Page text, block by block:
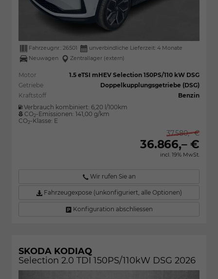
Fahrzeugnr.: 26501 unverbindliche Lieferzeit: 4 Monate
Neuwagen
Zentrallager (extern)
Motor
1.5 eTSI mHEV Selection 150PS/110 kW DSG
Getriebe
Doppelkupplungsgetriebe (DSG)
Kraftstoff
Benzin
Verbrauch kombiniert: 6,20 l/100km
CO2-Emissionen: 141,00 g/km
CO2-Klasse: E
37.580,– €
36.866,– €
incl. 19% MwSt.
Wir rufen Sie an
Fahrzeugexpose (unkonfiguriert, alle Optionen)
Konfiguration abschliessen
SKODA KODIAQ
Selection 2.0 TDI 150PS/110kW DSG 2026